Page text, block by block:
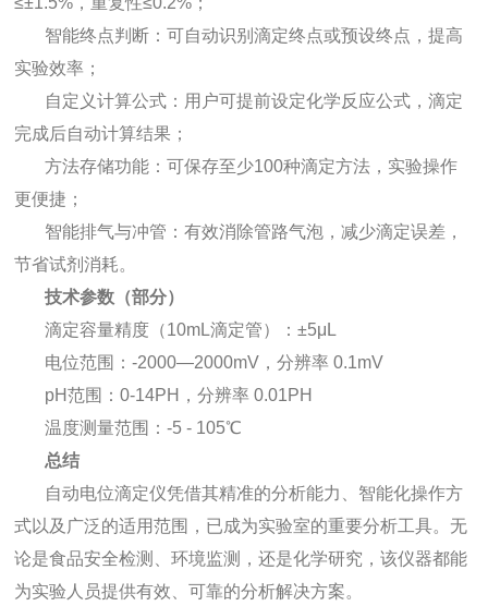
智能终点判断：可自动识别滴定终点或预设终点，提高
实验效率；
自定义计算公式：用户可提前设定化学反应公式，滴定
完成后自动计算结果；
方法存储功能：可保存至少100种滴定方法，实验操作
更便捷；
智能排气与冲管：有效消除管路气泡，减少滴定误差，
节省试剂消耗。
技术参数（部分）
滴定容量精度（10mL滴定管）：±5μL
电位范围：-2000—2000mV，分辨率 0.1mV
pH范围：0-14PH，分辨率 0.01PH
温度测量范围：-5 - 105℃
总结
自动电位滴定仪凭借其精准的分析能力、智能化操作方
式以及广泛的适用范围，已成为实验室的重要分析工具。无
论是食品安全检测、环境监测，还是化学研究，该仪器都能
为实验人员提供有效、可靠的分析解决方案。